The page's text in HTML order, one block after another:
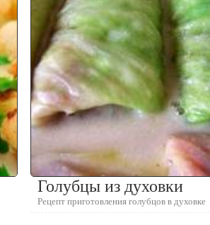
Голубцы из духовки
Рецепт приготовления голубцов в духовке